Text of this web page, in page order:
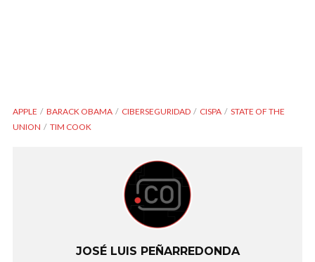
APPLE BARACK OBAMA CIBERSEGURIDAD CISPA
STATE OF THE
UNION
TIM COOK
JOSÉ LUIS PEÑARREDONDA